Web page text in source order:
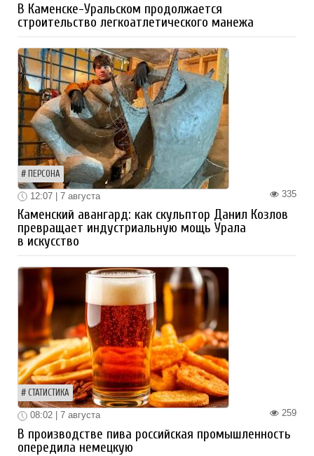
В Каменске-Уральском продолжается
строительство легкоатлетического манежа
ПЕРСОНА
335
12:07 | 7 августа
Каменский авангард: как скульптор Данил Козлов
превращает индустриальную мощь Урала
в искусство
СТАТИСТИКА
259
08:02 | 7 августа
В производстве пива российская промышленность
опередила немецкую